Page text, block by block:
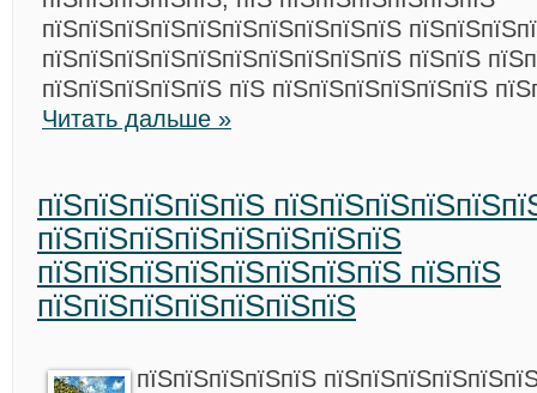
пїЅпїЅпїЅпїЅпїЅпїЅпїЅпїЅпїЅпїЅ
пїЅпїЅпїЅпїЅпїЅпїЅпїЅпїЅпїЅпїЅ пїЅпїЅ
пїЅпїЅпїЅпїЅпїЅ пїЅ пїЅпїЅпїЅпїЅпїЅпїЅ
Читать дальше »
пїЅпїЅпїЅпїЅпїЅ
пїЅпїЅпїЅпїЅпїЅпїЅпїЅпїЅ
пїЅпїЅпїЅпїЅпїЅпїЅпїЅпїЅ пїЅпїЅ
пїЅпїЅпїЅпїЅпїЅпїЅпїЅ
пїЅпїЅпїЅпїЅпїЅ